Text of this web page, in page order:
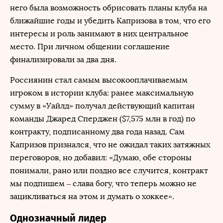
него была возможность обрисовать планы клуба на
ближайшие годы и убедить Капризова в том, что его
интересы и роль занимают в них центральное
место. При личном общении соглашение
финализировали за два дня.
Россиянин стал самым высокооплачиваемым
игроком в истории клуба: ранее максимальную
сумму в «Уайлд» получал действующий капитан
команды Джаред Сперджен ($7,575 млн в год) по
контракту, подписанному два года назад. Сам
Капризов признался, что не ожидал таких затяжных
переговоров, но добавил: «Думаю, обе стороны
понимали, рано или поздно все случится, контракт
мы подпишем – слава богу, что теперь можно не
зацикливаться на этом и думать о хоккее».
Однозначный лидер